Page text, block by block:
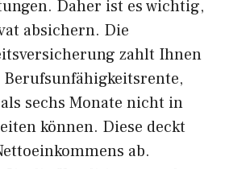
Daher ist es wichtig,
absichern. Die
zahlt Ihnen
sechs Monate nicht in
können. Diese deckt
ab.